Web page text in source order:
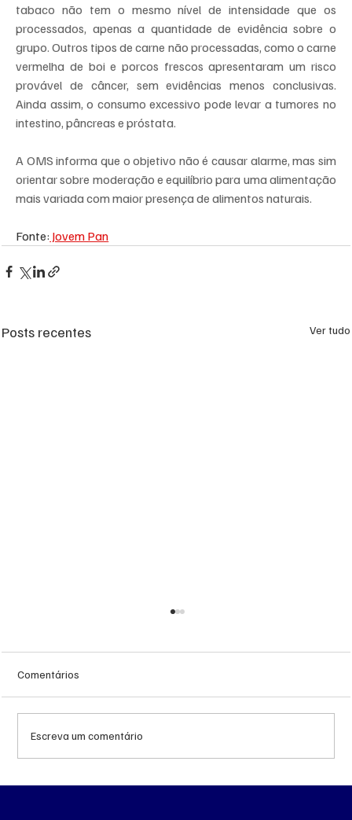
tabaco não tem o mesmo nível de intensidade que os
processados, apenas a quantidade de evidência sobre o
grupo. Outros tipos de carne não processadas, como o carne
vermelha de boi e porcos frescos apresentaram um risco
provável de câncer, sem evidências menos conclusivas.
Ainda assim, o consumo excessivo pode levar a tumores no
intestino, pâncreas e próstata.
A OMS informa que o objetivo não é causar alarme, mas sim
orientar sobre moderação e equilíbrio para uma alimentação
mais variada com maior presença de alimentos naturais.
Fonte: Jovem Pan
Posts recentes Ver tudo
Comentários
Escreva um comentário